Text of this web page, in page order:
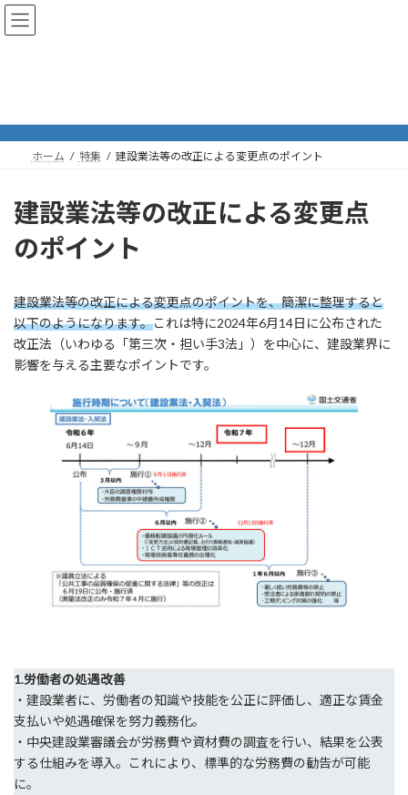
コ
ン
ナ
ビ
ホーム 特集 建設業法等の改正による変更点のポイント
建設業法等の改正による変更点
のポイント
建設業法等の改正による変更点のポイントを、簡潔に整理すると
以下のようになります。これは特に2024年6月14日に公布された
改正法（いわゆる「第三次・担い手3法」）を中心に、建設業界に
影響を与える主要なポイントです。
1.労働者の処遇改善
・建設業者に、労働者の知識や技能を公正に評価し、適正な賃金
支払いや処遇確保を努力義務化。
・中央建設業審議会が労務費や資材費の調査を行い、結果を公表
する仕組みを導入。これにより、標準的な労務費の勧告が可能
に。